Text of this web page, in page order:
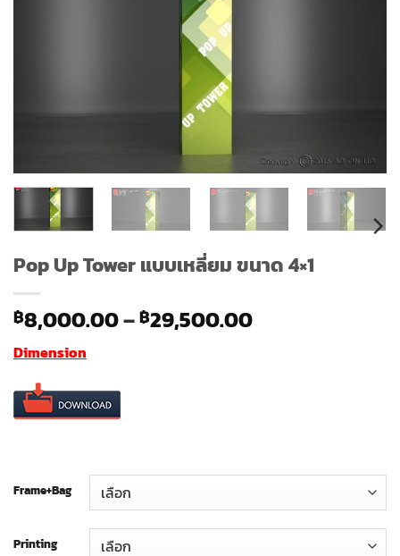
Pop Up Tower แบบเหลี่ยม ขนาด 4×1
฿8,000.00–฿29,500.00Price
Dimension
Frame+Bag
Printing